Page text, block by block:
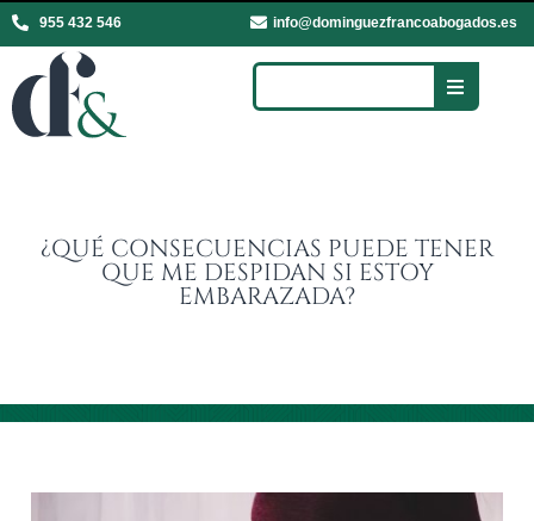
955 432 546 info@dominguezfrancoabogados.es
¿QUÉ CONSECUENCIAS PUEDE TENER
QUE ME DESPIDAN SI ESTOY
EMBARAZADA?